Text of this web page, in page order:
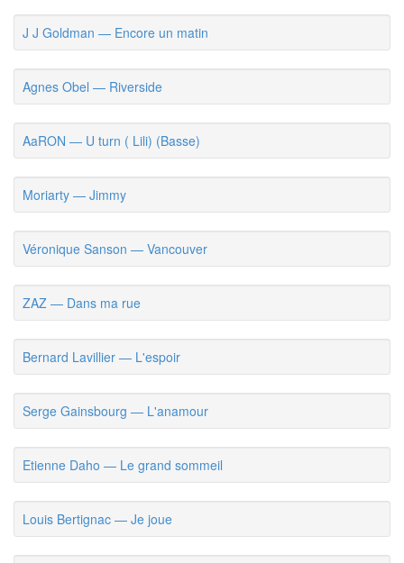
J J Goldman — Encore un matin
Agnes Obel — Riverside
AaRON — U turn ( Lili) (Basse)
Moriarty — Jimmy
Véronique Sanson — Vancouver
ZAZ — Dans ma rue
Bernard Lavillier — L'espoir
Serge Gainsbourg — L'anamour
Etienne Daho — Le grand sommeil
Louis Bertignac — Je joue